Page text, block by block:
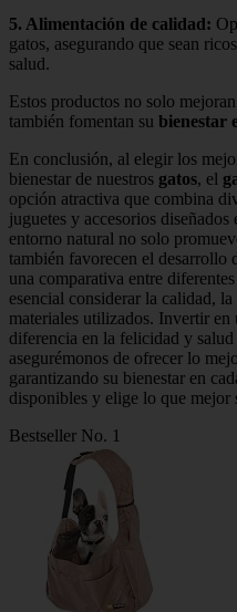
5. Alimentación de calidad :
gatos, asegurando que sean
salud.
Estos productos no solo
también fomentan su bienestar
En conclusión, al elegir los
bienestar de nuestros gatos, el
opción atractiva que combina
juguetes y accesorios
entorno natural no solo
también favorecen el desarrollo
una comparativa entre
esencial considerar la calidad,
materiales utilizados. Invertir
diferencia en la felicidad y
asegurémonos de ofrecer lo
garantizando su bienestar en
disponibles y elige lo que mejor
Bestseller No. 1